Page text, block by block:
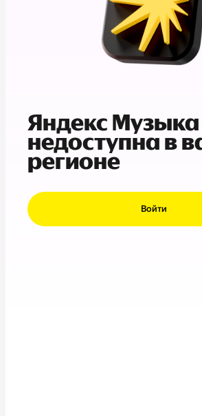
Яндекс Музыка
недоступна в
регионе
Войти